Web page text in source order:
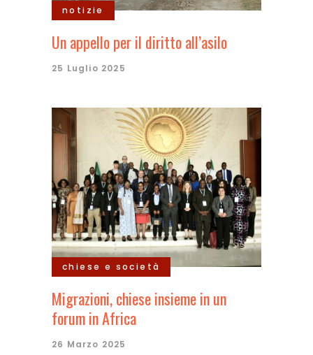
notizie
Un appello per il diritto all’asilo
25 Luglio 2025
chiese e società
Migrazioni, chiese insieme in un
forum in Africa
26 Marzo 2025